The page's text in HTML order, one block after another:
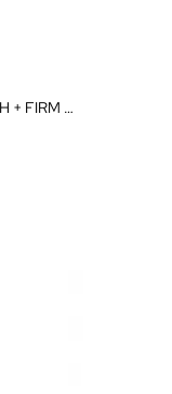
DECORTE LIFT DIMENSION REPLENISH + FIRM LOTION ER 200ML